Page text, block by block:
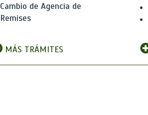
Cambio de Agencia de
Remises
MÁS TRÁMITES